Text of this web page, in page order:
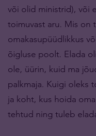
või olid ministrid), või
toimuvast aru. Mis on
omakasupüüdlikkus
õigluse poolt. Elada
ole, üürin, kuid ma
palkmaja. Kuigi oleks
ja koht, kus hoida
tehtud ning tuleb